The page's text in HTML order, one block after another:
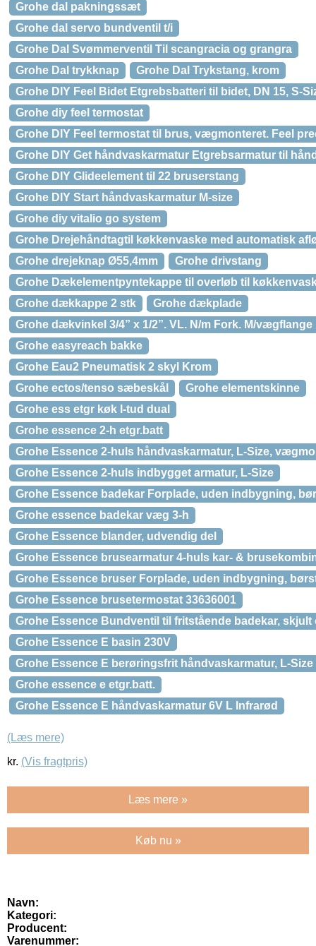
Grohe dal pakningssæt
Grohe dal servo bundventil t/i
Grohe Dal Svømmerventil Til scangracia og grangra
Grohe Dal trykknap
Grohe Dal Trykstang, krom
Grohe DIY Feel Bidet Etgrebsbatteri til bidet, DN 15, S-
Grohe diy feel termostat
Grohe DIY Feel termostat til brus, vægmonteret. Feel
Grohe DIY Get håndvaskarmatur Etgrebsarmatur til
Grohe DIY Glideelement til 22 bruserstang
Grohe DIY Start håndvaskarmatur M-size
Grohe diy vitalio go system
Grohe Drejehåndtagtil køkkenvaske med automatisk
Grohe drejeknap Ø55,4mm
Grohe drivstang
Grohe Dækelementpyntekappe til overløb til
Grohe dækkappe 2 stk
Grohe dækplade
Grohe dækvinkel 3/4” x 1/2”. VL. N/m Fork. M/vægflange
Grohe easyreach bakke
Grohe Eau2 Pneumatisk 2 skyl Krom
Grohe ectos/tenso sæbeskål
Grohe elementskinne
Grohe ess etgr køk l-tud dual
Grohe essence 2-h etgr.batt
Grohe Essence 2-huls håndvaskarmatur, L-Size,
Grohe Essence 2-huls indbygget armatur, L-Size
Grohe Essence badekar Forplade, uden indbygning,
Grohe essence badekar væg 3-h
Grohe Essence blander, udvendig del
Grohe Essence brusearmatur 4-huls kar- &
Grohe Essence bruser Forplade, uden indbygning,
Grohe Essence brusetermostat 33636001
Grohe Essence Bundventil til fritstående badekar, skjult
Grohe Essence E basin 230V
Grohe Essence E berøringsfrit håndvaskarmatur, L-Size
Grohe essence e etgr.batt.
Grohe Essence E håndvaskarmatur 6V L Infrarød
(Læs mere)
kr. (Vis fragtpris)
Læs mere »
Køb nu »
Navn:
Kategori:
Producent:
Varenummer: